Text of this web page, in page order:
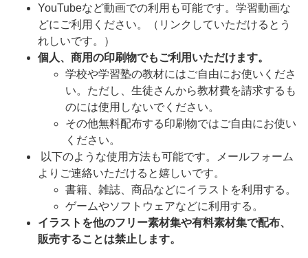
YouTubeなど動画での利用も可能です。学習動画な
どにご利用ください。（リンクしていただけるとう
れしいです。）
個人、商用の印刷物でもご利用いただけます。
学校や学習塾の教材にはご自由にお使いくださ
い。ただし、生徒さんから教材費を請求するも
のには使用しないでください。
その他無料配布する印刷物ではご自由にお使い
ください。
以下のような使用方法も可能です。メールフォーム
よりご連絡いただけると嬉しいです。
書籍、雑誌、商品などにイラストを利用する。
ゲームやソフトウェアなどに利用する。
イラストを他のフリー素材集や有料素材集で配布、
販売することは禁止します。